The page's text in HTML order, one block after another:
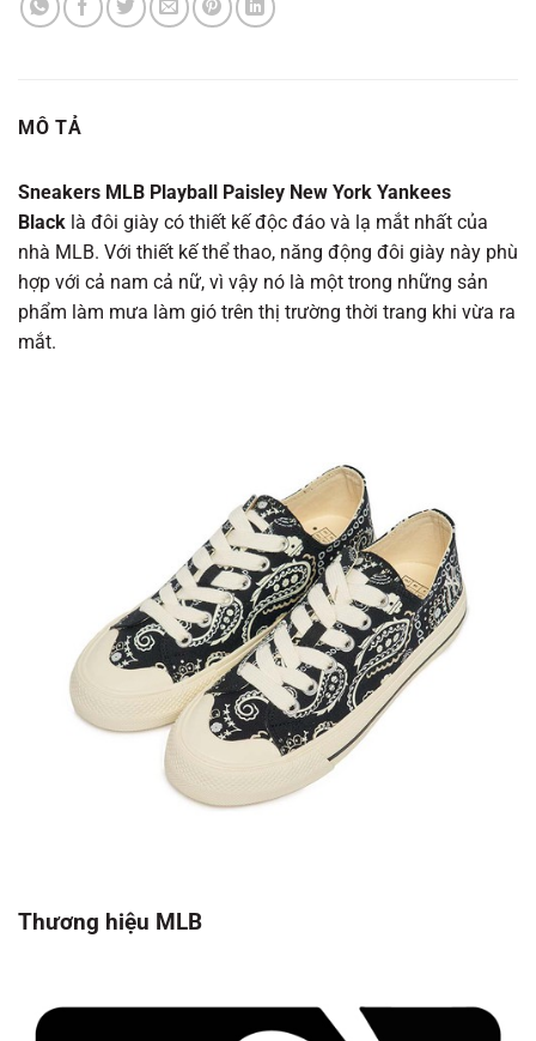
MÔ TẢ
Sneakers MLB Playball Paisley New York Yankees
Black là đôi giày có thiết kế độc đáo và lạ mắt nhất của
nhà MLB. Với thiết kế thể thao, năng động đôi giày này phù
hợp với cả nam cả nữ, vì vậy nó là một trong những sản
phẩm làm mưa làm gió trên thị trường thời trang khi vừa ra
mắt.
Thương hiệu MLB